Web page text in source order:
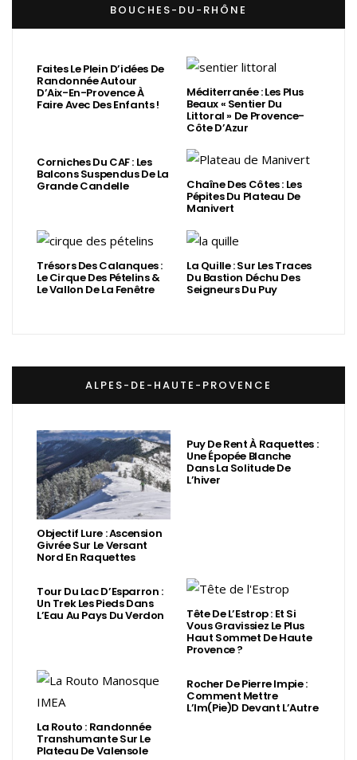
BOUCHES-DU-RHÔNE
Faites Le Plein D’idées De
Randonnée Autour
D’Aix-En-Provence À
Faire Avec Des Enfants !
Méditerranée : Les Plus
Beaux « Sentier Du
Littoral » De Provence-
Côte D’Azur
Corniches Du CAF : Les
Balcons Suspendus De La
Grande Candelle Chaîne Des Côtes : Les
Pépites Du Plateau De
Manivert
Trésors Des Calanques :
Le Cirque Des Pételins &
Le Vallon De La Fenêtre
La Quille : Sur Les Traces
Du Bastion Déchu Des
Seigneurs Du Puy
ALPES-DE-HAUTE-PROVENCE
Objectif Lure : Ascension
Givrée Sur Le Versant
Nord En Raquettes
Puy De Rent À Raquettes :
Une Épopée Blanche
Dans La Solitude De
L’hiver
Tour Du Lac D’Esparron :
Un Trek Les Pieds Dans
L’Eau Au Pays Du Verdon Tête De L’Estrop : Et Si
Vous Gravissiez Le Plus
Haut Sommet De Haute
Provence ?
La Routo : Randonnée
Transhumante Sur Le
Plateau De Valensole
Rocher De Pierre Impie :
Comment Mettre
L’Im(Pie)d Devant L’Autre